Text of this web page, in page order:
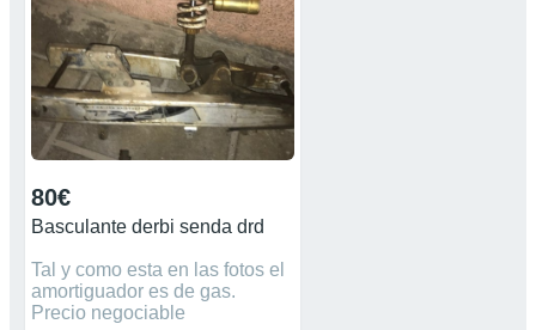
80€
Basculante derbi senda drd
Tal y como esta en las fotos el
amortiguador es de gas.
Precio negociable